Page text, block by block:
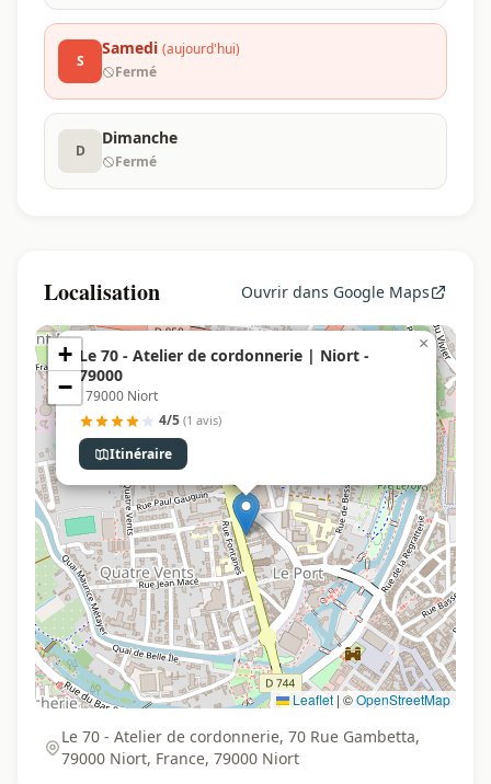
S
Samedi (aujourd'hui)
Fermé
D
Dimanche
Fermé
Localisation Ouvrir dans Google Maps
Le 70 - Atelier de cordonnerie | Niort -
79000
, 79000 Niort
4/5 (1 avis)
Itinéraire
×
+
−
Leaflet | ©OpenStreetMap
Le 70 - Atelier de cordonnerie, 70 Rue Gambetta,
79000 Niort, France, 79000 Niort